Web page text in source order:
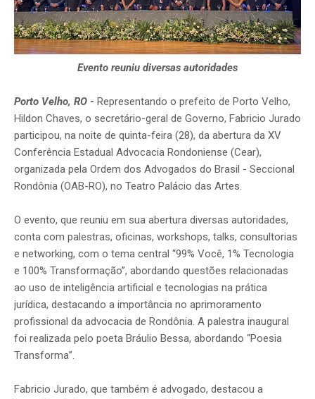
Evento reuniu diversas autoridades
Porto Velho, RO - Representando o prefeito de Porto Velho,
Hildon Chaves, o secretário-geral de Governo, Fabricio Jurado
participou, na noite de quinta-feira (28), da abertura da XV
Conferência Estadual Advocacia Rondoniense (Cear),
organizada pela Ordem dos Advogados do Brasil - Seccional
Rondônia (OAB-RO), no Teatro Palácio das Artes.
O evento, que reuniu em sua abertura diversas autoridades,
conta com palestras, oficinas, workshops, talks, consultorias
e networking, com o tema central “99% Você, 1% Tecnologia
e 100% Transformação”, abordando questões relacionadas
ao uso de inteligência artificial e tecnologias na prática
jurídica, destacando a importância no aprimoramento
profissional da advocacia de Rondônia. A palestra inaugural
foi realizada pelo poeta Bráulio Bessa, abordando “Poesia
Transforma”.
Fabricio Jurado, que também é advogado, destacou a